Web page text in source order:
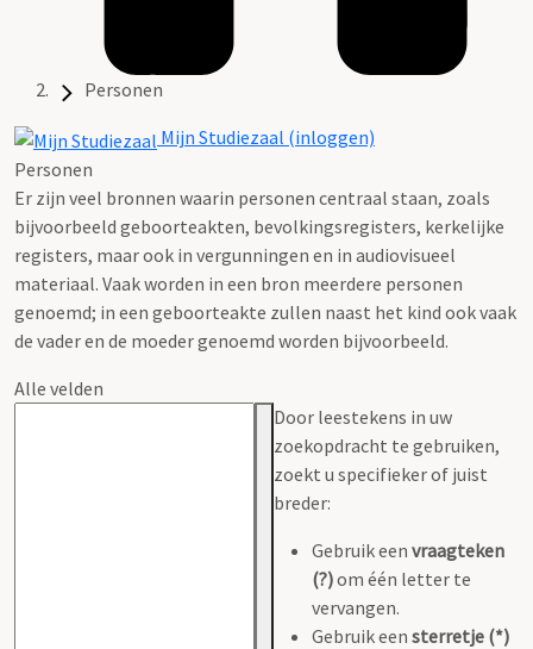
Personen
Mijn Studiezaal (inloggen)
Personen
Er zijn veel bronnen waarin personen centraal staan, zoals
bijvoorbeeld geboorteakten, bevolkingsregisters, kerkelijke
registers, maar ook in vergunningen en in audiovisueel
materiaal. Vaak worden in een bron meerdere personen
genoemd; in een geboorteakte zullen naast het kind ook vaak
de vader en de moeder genoemd worden bijvoorbeeld.
Alle velden
Door leestekens in uw
zoekopdracht te gebruiken,
zoekt u specifieker of juist
breder:
Gebruik een vraagteken
(?)om één letter te
vervangen.
Gebruik een sterretje (*)